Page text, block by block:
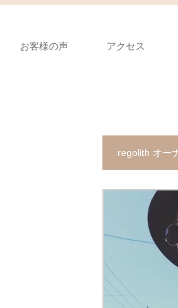
お客様の声 アクセス
regolith オー